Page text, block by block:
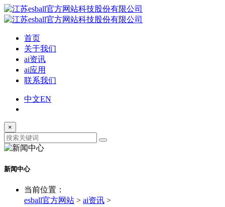
首页
关于我们
ai资讯
ai应用
联系我们
中文EN
×
新闻中心
当前位置：
esball官方网站 > ai资讯 >